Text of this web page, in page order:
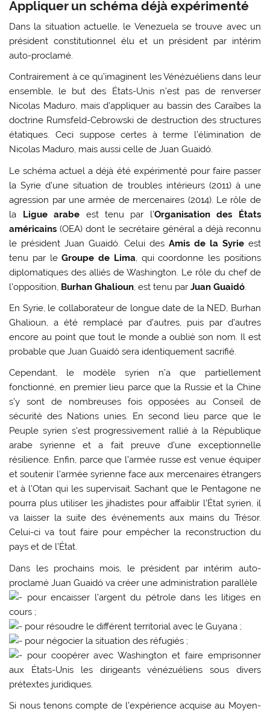
Appliquer un schéma déjà expérimenté
Dans la situation actuelle, le Venezuela se trouve avec un
président constitutionnel élu et un président par intérim
auto-proclamé.
Contrairement à ce qu’imaginent les Vénézuéliens dans leur
ensemble, le but des États-Unis n’est pas de renverser
Nicolas Maduro, mais d’appliquer au bassin des Caraïbes la
doctrine Rumsfeld-Cebrowski de destruction des structures
étatiques. Ceci suppose certes à terme l’élimination de
Nicolas Maduro, mais aussi celle de Juan Guaidó.
Le schéma actuel a déjà été expérimenté pour faire passer
la Syrie d’une situation de troubles intérieurs (2011) à une
agression par une armée de mercenaires (2014). Le rôle de
la Ligue arabe est tenu par l’Organisation des États
américains (OEA) dont le secrétaire général a déjà reconnu
le président Juan Guaidó. Celui des Amis de la Syrieest
tenu par leGroupe de Lima, qui coordonne les positions
diplomatiques des alliés de Washington. Le rôle du chef de
l’opposition, Burhan Ghalioun, est tenu parJuan Guaidó.
En Syrie, le collaborateur de longue date de la NED, Burhan
Ghalioun, a été remplacé par d’autres, puis par d’autres
encore au point que tout le monde a oublié son nom. Il est
probable que Juan Guaidó sera identiquement sacrifié.
Cependant, le modèle syrien n’a que partiellement
fonctionné, en premier lieu parce que la Russie et la Chine
s’y sont de nombreuses fois opposées au Conseil de
sécurité des Nations unies. En second lieu parce que le
Peuple syrien s’est progressivement rallié à la République
arabe syrienne et a fait preuve d’une exceptionnelle
résilience. Enfin, parce que l’armée russe est venue équiper
et soutenir l’armée syrienne face aux mercenaires étrangers
et à l’Otan qui les supervisait. Sachant que le Pentagone ne
pourra plus utiliser les jihadistes pour affaiblir l’État syrien, il
va laisser la suite des événements aux mains du Trésor.
Celui-ci va tout faire pour empêcher la reconstruction du
pays et de l’État.
Dans les prochains mois, le président par intérim auto-
proclamé Juan Guaidó va créer une administration parallèle
pour encaisser l’argent du pétrole dans les litiges en
cours ;
pour résoudre le différent territorial avec le Guyana ;
pour négocier la situation des réfugiés ;
pour coopérer avec Washington et faire emprisonner
aux États-Unis les dirigeants vénézuéliens sous divers
prétextes juridiques.
Si nous tenons compte de l’expérience acquise au Moyen-